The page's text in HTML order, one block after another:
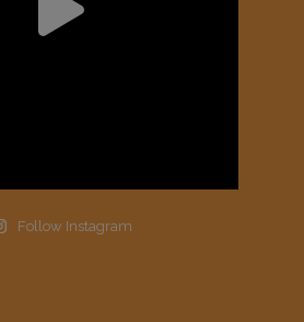
Follow Instagram